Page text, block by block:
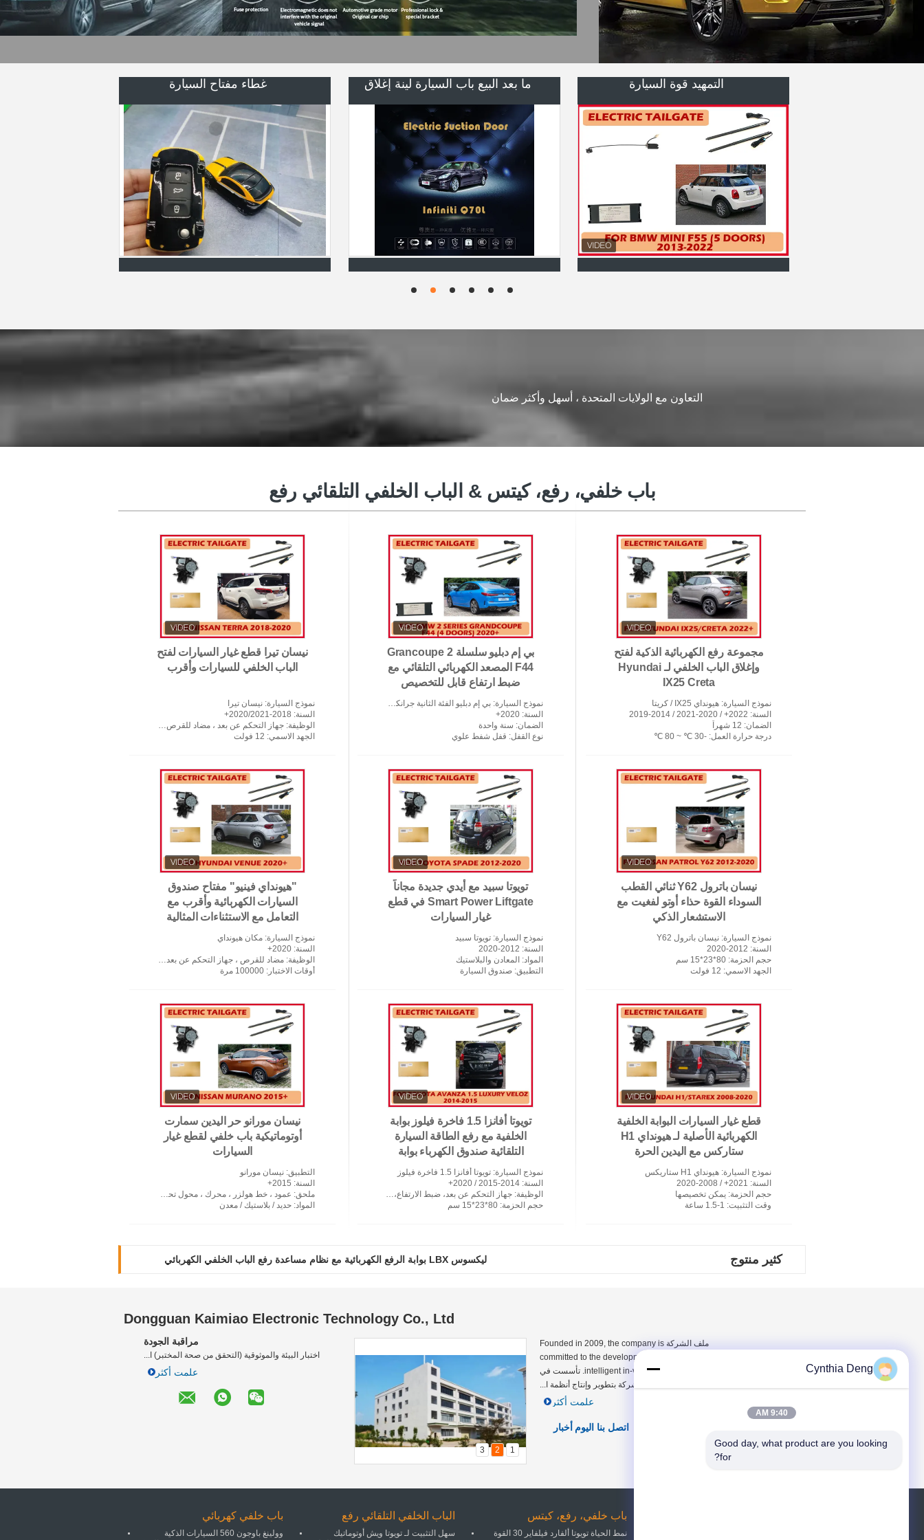
عجلة القيادة من ألياف الكربون
باب خلفي، رفع، كيتس الباب الخلفي التلقائي رفع قوة رفع الباب الخلفي
التعاون مع الولايات المتحدة ، أسهل وأكثر ضمان
باب خلفي، رفع، كيتس & الباب الخلفي التلقائي رفع
نيسان تيرا قطع غيار السيارات لفتح
الباب الخلفي للسيارات وأقرب
نموذج السيارة: نيسان تيرا
السنة: 2018-2020/2021+
الوظيفة: جهاز التحكم عن بعد ، مضاد للقرص ، ارتفاع الذاكرة وما إلى ذلك
الجهد الاسمي: 12 فولت
بي إم دبليو سلسلة 2 Grancoupe
F44 المصعد الكهربائي التلقائي مع
ضبط ارتفاع قابل للتخصيص
نموذج السيارة: بي إم دبليو الفئة الثانية جرانكوبيه F44 (4 أبواب)
السنة: 2020+
الضمان: سنة واحدة
نوع القفل: قفل شفط علوي
مجموعة رفع الكهربائية الذكية لفتح
وإغلاق الباب الخلفي لـ Hyundai
IX25 Creta
نموذج السيارة: هيونداي IX25 / كريتا
السنة: 2022+ / 2020-2021 / 2014-2019
الضمان: 12 شهراً
درجة حرارة العمل: -30 ℃ ~ 80 ℃
"هيونداي فينيو" مفتاح صندوق
السيارات الكهربائية وأقرب مع
التعامل مع الاستثناءات المثالية
نموذج السيارة: مكان هيونداي
السنة: 2020+
الوظيفة: مضاد للقرص ، جهاز التحكم عن بعد ، تركيب غير مدمر وما إلى ذلك
أوقات الاختبار : 100000 مرة
تويوتا سبيد مع أيدي جديدة مجاناً
Smart Power Liftgate في قطع
غيار السيارات
نموذج السيارة: تويوتا سبيد
السنة: 2012-2020
المواد: المعادن والبلاستيك
التطبيق: صندوق السيارة
نيسان باترول Y62 ثنائي القطب
السوداء القوة حذاء أوتو لفغيت مع
الاستشعار الذكي
نموذج السيارة: نيسان باترول Y62
السنة: 2012-2020
حجم الحزمة: 80*23*15 سم
الجهد الاسمي: 12 فولت
نيسان مورانو حر اليدين سمارت
أوتوماتيكية باب خلفي لقطع غيار
السيارات
التطبيق: نيسان مورانو
السنة: 2015+
ملحق: عمود ، خط هولزر ، محرك ، محول تحكم ، غراء 3 متر
المواد: حديد / بلاستيك / معدن
تويوتا أفانزا 1.5 فاخرة فيلوز بوابة
الخلفية مع رفع الطاقة السيارة
التلقائية صندوق الكهرباء بوابة
الخلفية
نموذج السيارة: تويوتا أفانزا 1.5 فاخرة فيلوز
السنة: 2014-2015 / 2020+
الوظيفة: جهاز التحكم عن بعد، ضبط الارتفاع، تلقائي، وما إلى ذلك
حجم الحزمة: 80*23*15 سم
قطع غيار السيارات البوابة الخلفية
الكهربائية الأصلية لـ هيونداي H1
ستاركس مع اليدين الحرة
نموذج السيارة: هيونداي H1 ستاريكس
السنة: 2021+ / 2008-2020
حجم الحزمة: يمكن تخصيصها
وقت التثبيت: 1-1.5 ساعة
كثير منتوج ليكسوس LBX بوابة الرفع الكهربائية مع نظام مساعدة رفع الباب الخلفي الكهربائيلكزس ES قطع غيار السيارات مجموعات التعديل التحديثي ليفت جيت مع القدم المنشط
Dongguan Kaimiao Electronic Technology Co., Ltd
1
2
3
ملف الشركة Founded in 2009, the company is
committed to the development and production of
intelligent in-vehicle infotainment systems. تأسست في
علمت أكثر
اتصل بنا اليوم أخبار
مراقبة الجودة
اختبار البيئة والموثوقية (التحقق من صحة المختبر) ا...
علمت أكثر
باب خلفي كهربائي
وولينغ باوجون 560 السيارات الذكية
الباب الخلفي التلقائي رفع
سهل التثبيت لـ تويوتا ويش أوتوماتيك
باب خلفي، رفع، كيتس
نمط الحياة تويوتا ألفارد فيلفاير 30 القوة
Cynthia Deng
9:40 AM
Good day, what product are you looking
for?